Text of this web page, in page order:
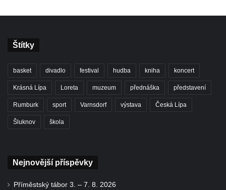
Štítky
basket divadlo festival hudba kniha koncert
Krásná Lípa Loreta muzeum přednáška představení
Rumburk sport Varnsdorf výstava Česká Lípa
Šluknov škola
Nejnovější příspěvky
Příměstský tábor 3. – 7. 8. 2026